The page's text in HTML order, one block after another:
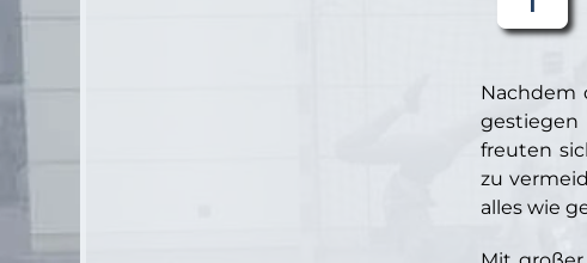
Nachdem
gestiegen
freuten
zu
alles wie